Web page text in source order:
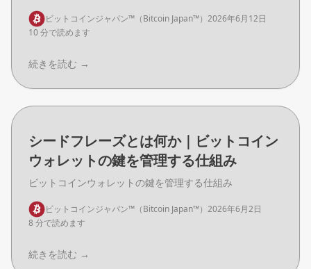
ビットコインジャパン™（Bitcoin Japan™） 2026年6月12日
10 分で読めます
続きを読む →
シードフレーズとは何か｜ビットコイン
ウォレットの鍵を管理する仕組み
ビットコインウォレットの鍵を管理する仕組み
ビットコインジャパン™（Bitcoin Japan™） 2026年6月2日
8 分で読めます
続きを読む →